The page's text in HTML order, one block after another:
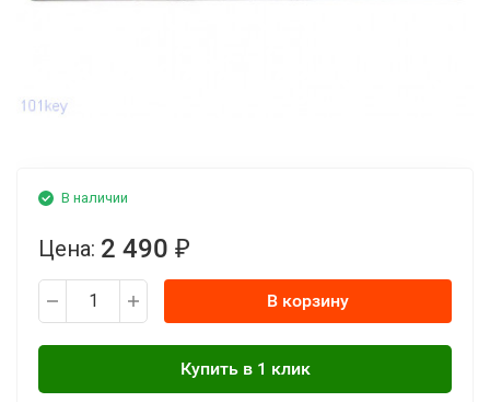
В наличии
Цена: 2 490 ₽
В корзину